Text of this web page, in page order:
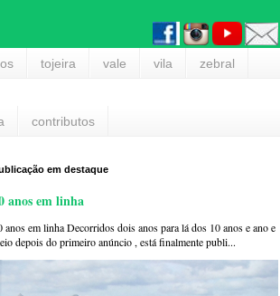
tojeira vale vila zebral
contributos
em destaque
anos em linha
anos em linha Decorridos dois anos para lá dos 10 anos e ano e
depois do primeiro anúncio , está finalmente publi...